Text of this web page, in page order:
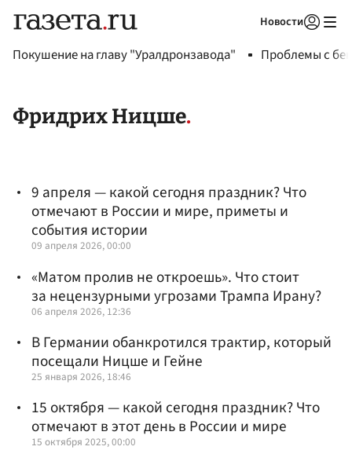
Новости
Покушение на главу "Уралдронзавода" Проблемы с
Фридрих Ницше
9 апреля — какой сегодня праздник? Что
отмечают в России и мире, приметы и
события истории
09 апреля 2026, 00:00
«Матом пролив не откроешь». Что стоит
за нецензурными угрозами Трампа Ирану?
06 апреля 2026, 12:36
В Германии обанкротился трактир, который
посещали Ницше и Гейне
25 января 2026, 18:46
15 октября — какой сегодня праздник? Что
отмечают в этот день в России и мире
15 октября 2025, 00:00